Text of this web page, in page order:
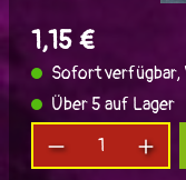
1,15 €
Sofort verfügbar,
Über 5 auf Lager
Produkt